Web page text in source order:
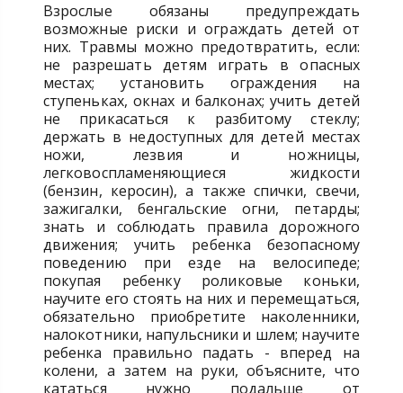
Взрослые обязаны предупреждать
возможные риски и ограждать детей от
них. Травмы можно предотвратить, если:
не разрешать детям играть в опасных
местах; установить ограждения на
ступеньках, окнах и балконах; учить детей
не прикасаться к разбитому стеклу;
держать в недоступных для детей местах
ножи, лезвия и ножницы,
легковоспламеняющиеся жидкости
(бензин, керосин), а также спички, свечи,
зажигалки, бенгальские огни, петарды;
знать и соблюдать правила дорожного
движения; учить ребенка безопасному
поведению при езде на велосипеде;
покупая ребенку роликовые коньки,
научите его стоять на них и перемещаться,
обязательно приобретите наколенники,
налокотники, напульсники и шлем; научите
ребенка правильно падать - вперед на
колени, а затем на руки, объясните, что
кататься нужно подальше от